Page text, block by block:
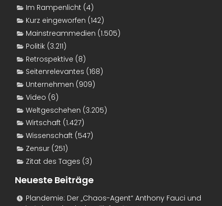
Im Rampenlicht (4)
Kurz eingeworfen (142)
Mainstreammedien (1.505)
Politik (3.211)
Retrospektive (8)
Seitenrelevantes (168)
Unternehmen (909)
Video (6)
Weltgeschehen (3.205)
Wirtschaft (1.427)
Wissenschaft (547)
Zensur (251)
Zitat des Tages (3)
Neueste Beiträge
Plandemie: Der „Chaos-Agent“ Anthony Fauci und